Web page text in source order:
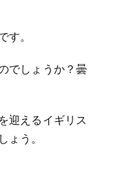
す。
でしょうか？曇
迎えるイギリス
う。